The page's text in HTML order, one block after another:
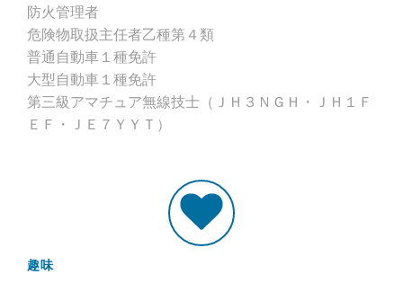
防火管理者
危険物取扱主任者乙種第４類
普通自動車１種免許
大型自動車１種免許
第三級アマチュア無線技士（ＪＨ３ＮＧＨ・ＪＨ１Ｆ
ＥＦ・ＪＥ７ＹＹＴ）
趣味